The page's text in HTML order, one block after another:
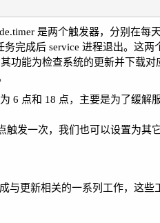
是两个触发器，分别在每
完成后 service 进程退出。这
功能为检查系统的更新并下载
6 点和 18 点，主要是为了缓
触发一次，我们也可以设置为其
与更新相关的一系列工作，这些